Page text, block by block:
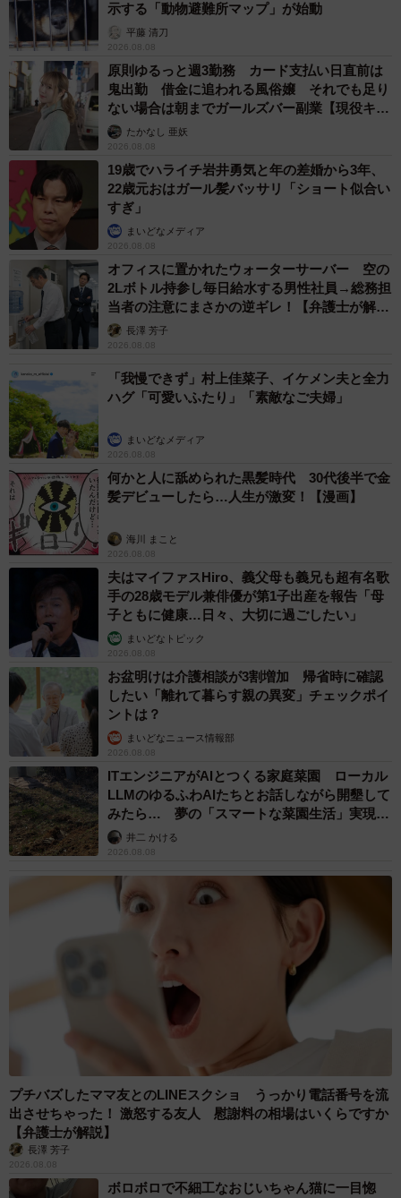
示する「動物避難所マップ」が始動
平藤 清刀
2026.08.08
原則ゆるっと週3勤務 カード支払い日直前は
鬼出勤 借金に追われる風俗嬢 それでも足り
ない場合は朝までガールズバー副業【現役キャ
ストに取材】
たかなし 亜妖
2026.08.08
19歳でハライチ岩井勇気と年の差婚から3年、
22歳元おはガール髪バッサリ「ショート似合い
すぎ」
まいどなメディア
2026.08.08
オフィスに置かれたウォーターサーバー 空の
2Lボトル持参し毎日給水する男性社員→総務担
当者の注意にまさかの逆ギレ！【弁護士が解
説】長澤 芳子
2026.08.08
「我慢できず」村上佳菜子、イケメン夫と全力
ハグ「可愛いふたり」「素敵なご夫婦」
まいどなメディア
2026.08.08
何かと人に舐められた黒髪時代 30代後半で金
髪デビューしたら…人生が激変！【漫画】
海川 まこと
2026.08.08
夫はマイファスHiro、義父母も義兄も超有名歌
手の28歳モデル兼俳優が第1子出産を報告「母
子ともに健康…日々、大切に過ごしたい」
まいどなトピック
2026.08.08
お盆明けは介護相談が3割増加 帰省時に確認
したい「離れて暮らす親の異変」チェックポイ
ントは？
まいどなニュース情報部
2026.08.08
ITエンジニアがAIとつくる家庭菜園 ローカル
LLMのゆるふわAIたちとお話しながら開墾して
みたら… 夢の「スマートな菜園生活」実現な
るか井二 かける
2026.08.08
プチバズしたママ友とのLINEスクショ うっかり電話番号を流
出させちゃった！ 激怒する友人 慰謝料の相場はいくらですか
【弁護士が解説】
長澤 芳子
2026.08.08
ボロボロで不細工なおじいちゃん猫に一目惚